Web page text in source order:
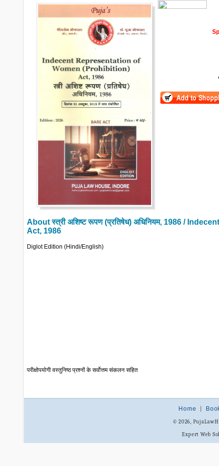
Aboutस्त्री अशिष्ट रूपण (प्रतिषेध) अधिनियम, 1986 /
Act, 1986
Diglot Edition (Hindi/English)
परीक्षोपयोगी वस्तुनिष्ठ प्रश्नों के सर्वोत्तम संकलन सहित
Home
© 2026,
Expert Web